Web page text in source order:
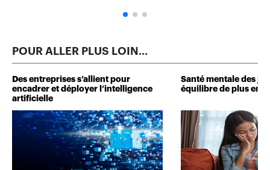
POUR ALLER PLUS LOIN...
Des entreprises s’allient pour
encadrer et déployer l’intelligence
artificielle
Santé mentale des
équilibre de plus en